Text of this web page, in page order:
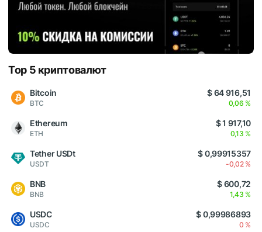
Top 5 криптовалют
Bitcoin
BTC
$ 64 916,51
0,06 %
Ethereum
ETH
$ 1 917,10
0,13 %
Tether USDt
USDT
$ 0,99915357
-0,02 %
BNB
BNB
$ 600,72
1,43 %
USDC
USDC
$ 0,99986893
0 %